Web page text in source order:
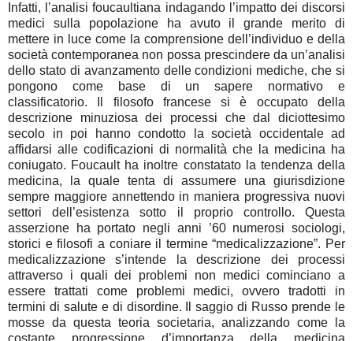
Infatti, l’analisi foucaultiana indagando l’impatto dei discorsi
medici sulla popolazione ha avuto il grande merito di
mettere in luce come la comprensione dell’individuo e della
società contemporanea non possa prescindere da un’analisi
dello stato di avanzamento delle condizioni mediche, che si
pongono come base di un sapere normativo e
classificatorio. Il filosofo francese si è occupato della
descrizione minuziosa dei processi che dal diciottesimo
secolo in poi hanno condotto la società occidentale ad
affidarsi alle codificazioni di normalità che la medicina ha
coniugato. Foucault ha inoltre constatato la tendenza della
medicina, la quale tenta di assumere una giurisdizione
sempre maggiore annettendo in maniera progressiva nuovi
settori dell’esistenza sotto il proprio controllo. Questa
asserzione ha portato negli anni ’60 numerosi sociologi,
storici e filosofi a coniare il termine “medicalizzazione”. Per
medicalizzazione s’intende la descrizione dei processi
attraverso i quali dei problemi non medici cominciano a
essere trattati come problemi medici, ovvero tradotti in
termini di salute e di disordine. Il saggio di Russo prende le
mosse da questa teoria societaria, analizzando come la